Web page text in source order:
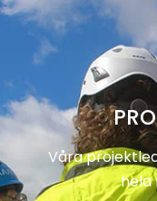
Våra
hela